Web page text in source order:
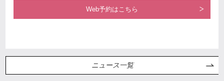
Web予約はこちら
ニュース一覧